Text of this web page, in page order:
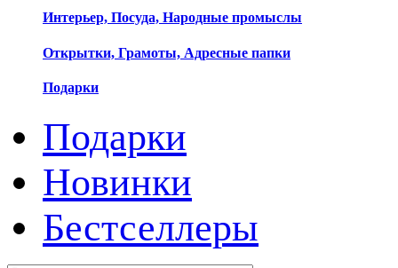
Интерьер, Посуда, Народные промыслы
Открытки, Грамоты, Адресные папки
Подарки
Подарки
Новинки
Бестселлеры